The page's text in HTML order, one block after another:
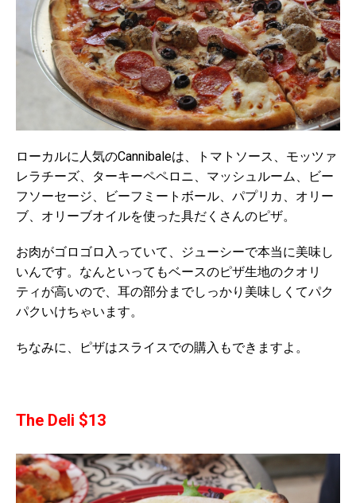
ローカルに人気のCannibaleは、トマトソース、モッツァ
レラチーズ、ターキーペペロニ、マッシュルーム、ビー
フソーセージ、ビーフミートボール、パプリカ、オリー
ブ、オリーブオイルを使った具だくさんのピザ。
お肉がゴロゴロ入っていて、ジューシーで本当に美味し
いんです。なんといってもベースのピザ生地のクオリ
ティが高いので、耳の部分までしっかり美味しくてパク
パクいけちゃいます。
ちなみに、ピザはスライスでの購入もできますよ。
The Deli $13